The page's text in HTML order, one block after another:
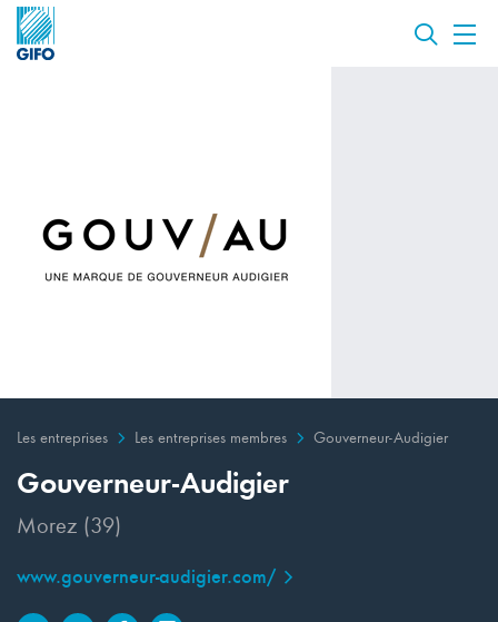
Les entreprises Les entreprises membres Gouverneur-Audigier
Gouverneur-Audigier
Morez (39)
www.gouverneur-audigier.com/